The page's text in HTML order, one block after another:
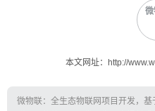
本文网址：http://
微物联：全生态物联网项目开发，